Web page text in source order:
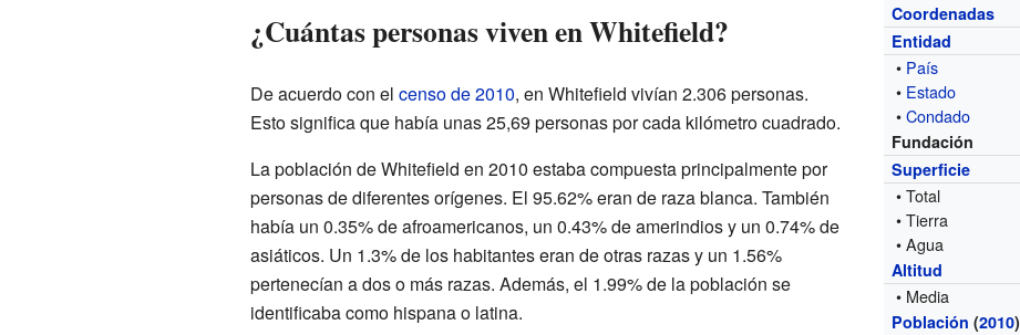
Coordenadas
Entidad
• País
• Estado
•Condado
Fundación
Superficie
• Total
• Tierra
• Agua
Altitud
• Media
Población (2010)
¿Cuántas personas viven en Whitefield?
De acuerdo con el censo de 2010, en Whitefield vivían 2.306 personas.
Esto significa que había unas 25,69 personas por cada kilómetro cuadrado.
La población de Whitefield en 2010 estaba compuesta principalmente por
personas de diferentes orígenes. El 95.62% eran de raza blanca. También
había un 0.35% de afroamericanos, un 0.43% de amerindios y un 0.74% de
asiáticos. Un 1.3% de los habitantes eran de otras razas y un 1.56%
pertenecían a dos o más razas. Además, el 1.99% de la población se
identificaba como hispana o latina.